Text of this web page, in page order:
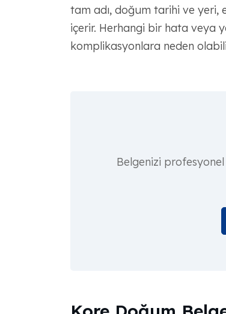
tam adı, doğum tarihi ve yeri,
içerir. Herhangi bir hata veya
komplikasyonlara neden
Belgenizi